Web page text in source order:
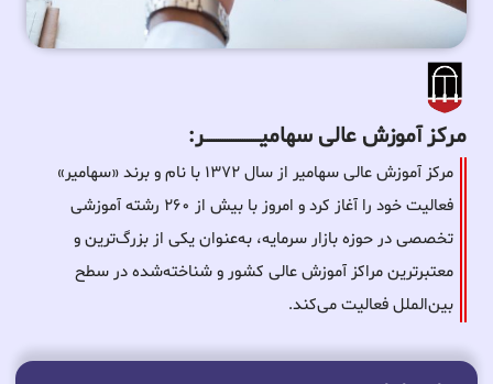
مرکز آموزش عالی سهامیـــــــــــــــــــــــــر:
مرکز آموزش عالی سهامیر از سال ۱۳۷۲ با نام و برند «سهامیر»
فعالیت خود را آغاز کرد و امروز با بیش از ۲۶۰ رشته آموزشی
تخصصی در حوزه بازار سرمایه، به‌عنوان یکی از بزرگ‌ترین و
معتبرترین مراکز آموزش عالی کشور و شناخته‌شده در سطح
بین‌الملل فعالیت می‌کند.